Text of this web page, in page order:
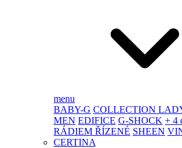
menu
BABY-G COLLECTION
MEN EDIFICE G-SHOCK + 4
RÁDIEM ŘÍZENÉ SHEEN
CERTINA